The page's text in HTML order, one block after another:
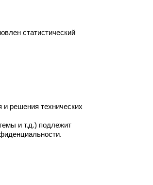
статистический
решения технических
и т.д.) подлежит